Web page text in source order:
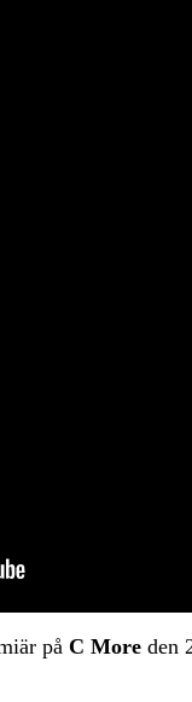
på C More den